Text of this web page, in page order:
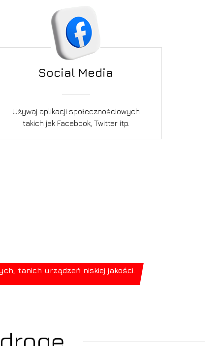
Social Media
Używaj aplikacji społecznościowych
takich jak Facebook, Twitter itp.
tanich urządzeń niskiej jakości.